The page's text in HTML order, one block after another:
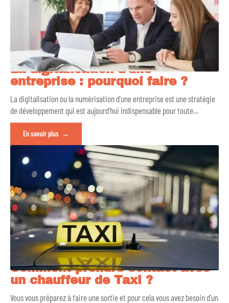
La digitalisation d’une
entreprise : pourquoi faire ?
La digitalisation ou la numérisation d’une entreprise est une stratégie
de développement qui est aujourd’hui indispensable pour toute…
En savoir plus
Comment prendre contact avec
un chauffeur de Taxi ?
Vous vous préparez à faire une sortie et pour cela vous avez besoin d’un